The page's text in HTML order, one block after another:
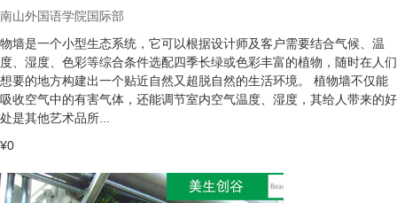
南山外国语学院国际部
物墙是一个小型生态系统，它可以根据设计师及客户需要结合气候、温
度、湿度、色彩等综合条件选配四季长绿或色彩丰富的植物，随时在人们
想要的地方构建出一个贴近自然又超脱自然的生活环境。 植物墙不仅能
吸收空气中的有害气体，还能调节室内空气温度、湿度，其给人带来的好
处是其他艺术品所...
¥0